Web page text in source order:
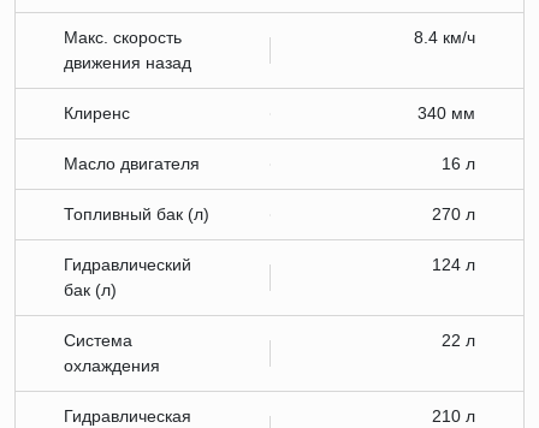
Макс. скорость
движения назад
8.4 км/ч
Клиренс 340 мм
Масло двигателя 16 л
Топливный бак (л) 270 л
Гидравлический
бак (л)
124 л
Система
охлаждения
22 л
Гидравлическая
210 л